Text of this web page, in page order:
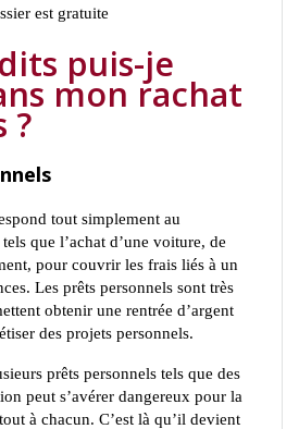
est gratuite
puis-je
mon rachat
?
tout simplement au
que l’achat d’une voiture, de
pour couvrir les frais liés à un
Les prêts personnels sont très
obtenir une rentrée d’argent
des projets personnels.
prêts personnels tels que des
peut s’avérer dangereux pour la
à chacun. C’est là qu’il devient